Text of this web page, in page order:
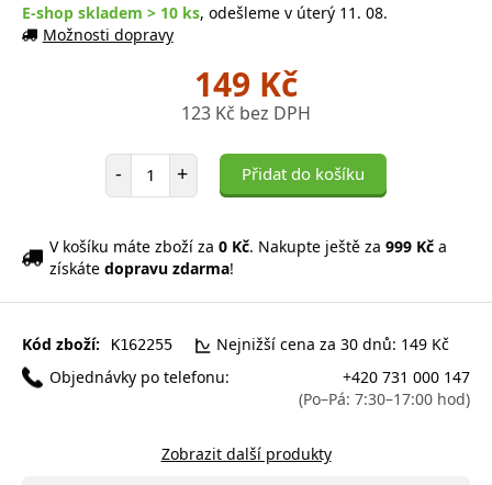
E-shop skladem > 10 ks, odešleme v úterý 11. 08.
Možnosti dopravy
149 Kč
123 Kč bez DPH
- Počet položek
+ Přidat do košíku
V košíku máte zboží za 0 Kč. Nakupte ještě za 999 Kč a
získáte dopravu zdarma!
Kód zboží: K162255
Nejnižší cena za 30 dnů: 149 Kč
Objednávky po telefonu:
+420 731 000 147
(Po–Pá: 7:30–17:00 hod)
Zobrazit další produkty